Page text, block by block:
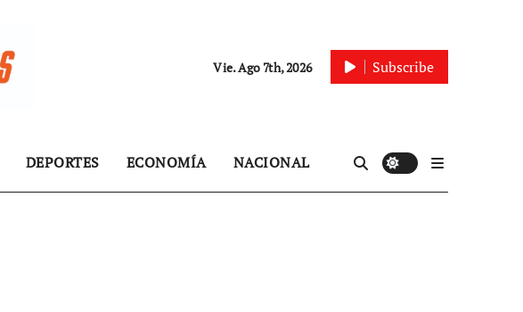
Vie. Ago 7th, 2026 Subscribe
DEPORTES ECONOMÍA NACIONAL